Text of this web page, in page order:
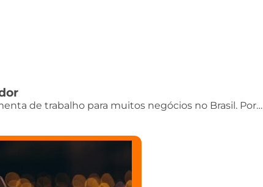
de trabalho para muitos negócios no Brasil. Por…